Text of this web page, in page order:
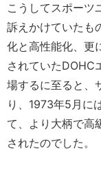
こうしてスポーツ
訴えかけていたも
化と高性能化、更
されていたDOHC
場するに至ると、
り、1973年5月に
て、より大柄で高
されたのでした。